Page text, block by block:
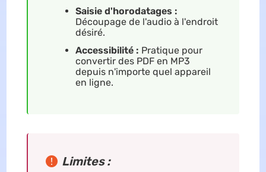
Saisie d'horodatages :
Découpage de l'audio à l'endroit
désiré.
Accessibilité : Pratique pour
convertir des PDF en MP3
depuis n'importe quel appareil
en ligne.
Limites :